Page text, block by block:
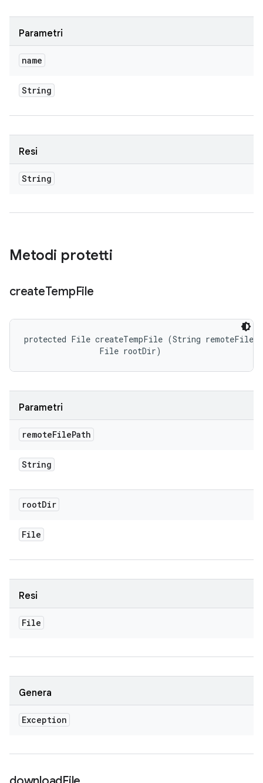
Parametri
name
String
Resi
String
Metodi protetti
createTempFile
protected File createTempFile (String
                File rootDir)
Parametri
remoteFilePath
String
rootDir
File
Resi
File
Genera
Exception